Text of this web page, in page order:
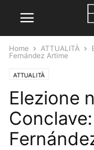
Home ATTUALITÀ
Fernández Artime
ATTUALITÀ
Elezione